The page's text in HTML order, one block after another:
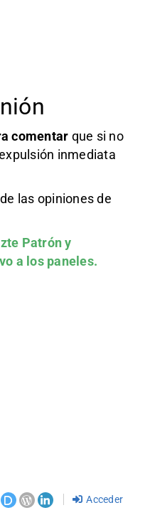
comentar que si no
inmediata
las opiniones de
Patróny
a los paneles.
Acceder